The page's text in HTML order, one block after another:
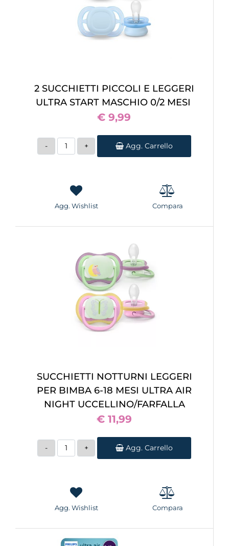
2 SUCCHIETTI PICCOLI E LEGGERI
ULTRA START MASCHIO 0/2 MESI
€ 9,99
Quantità
Agg. Carrello
Agg. Wishlist Compara
SUCCHIETTI NOTTURNI LEGGERI
PER BIMBA 6-18 MESI ULTRA AIR
NIGHT UCCELLINO/FARFALLA
€ 11,99
Quantità
Agg. Carrello
Agg. Wishlist Compara